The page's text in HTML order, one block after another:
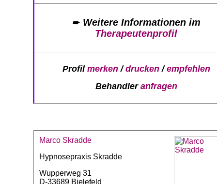
➨ Weitere Informationen im
Therapeutenprofil
Profil merken/drucken/empfehlen
Behandler anfragen
Marco Skradde
Hypnosepraxis Skradde
Wupperweg 31
D-33689 Bielefeld